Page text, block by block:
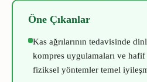
Öne Çıkanlar
Kas ağrılarının tedavisinde
kompres uygulamaları ve hafif
fiziksel yöntemler temel